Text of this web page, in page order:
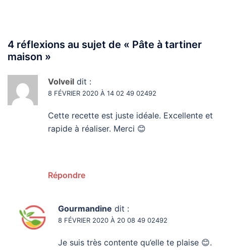
4 réflexions au sujet de « Pâte à tartiner
maison »
Volveil dit :
8 FÉVRIER 2020 À 14 02 49 02492
Cette recette est juste idéale. Excellente et
rapide à réaliser. Merci 😊
Répondre
Gourmandine dit :
8 FÉVRIER 2020 À 20 08 49 02492
Je suis très contente qu’elle te plaise 😊.